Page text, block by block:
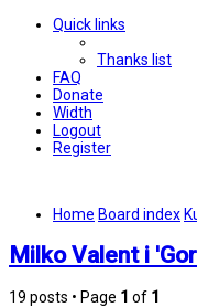
Quick links
Thanks list
FAQ
Donate
Width
Logout
Register
Home Board index
Milko Valent i
19 posts • Page 1 of 1